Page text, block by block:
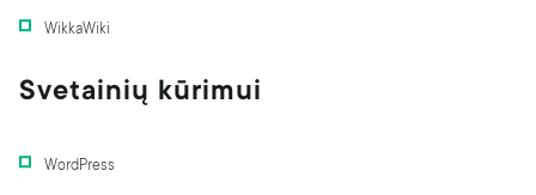
WikkaWiki
Svetainių kūrimui
WordPress